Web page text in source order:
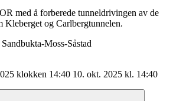
med å forberede tunneldrivingen av de
Kleberget og Carlbergtunnelen.
Moss-Såstad
klokken 14:40 10. okt. 2025 kl. 14:40